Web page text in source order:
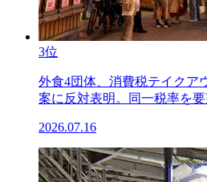
3位
外食4団体、消費税テイクア
案に反対表明。同一税率を要
2026.07.16